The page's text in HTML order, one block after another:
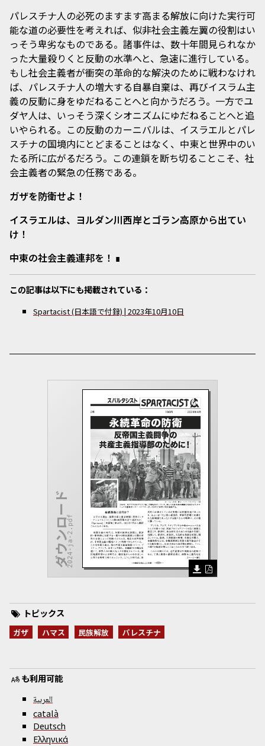
パレスチナ人の必死のますます高まる解放に向けた実行可
能な道の必要性を考えれば、似非社会主義左翼の役割はい
っそう卑劣なものである。諸事件は、数十年間見られなか
った大量殺りくと反動の水準へと、急速に進行している。
もし社会主義者が衝突の革命的な解決のために戦わなけれ
ば、パレスチナ人の増大する自暴自棄は、再びイスラム主
義の反動に身をゆだねることへと向かうだろう。一方でユ
ダヤ人は、いっそう深くシオニズムにゆだねることへと追
いやられる。この反動のカーニバルは、イスラエルとパレ
スチナの国境内にとどまることはなく、中東と世界中のい
たる所に広がるだろう。この連鎖を断ち切ることこそ、社
会主義者の緊急の任務である。
ガザを防衛せよ！
イスラエルは、ヨルダン川西岸とゴラン高原から出てい
け！
中東の社会主義連邦を！
この記事は以下にも掲載されている：
Spartacist (日本語で付録) | 2023年10月10日
ダウンロード2024-ja-2.pdf
トピックス
ガザ ハマス 民族解放 パレスチナ
も利用可能
العربية
català
Deutsch
Ελληνικά